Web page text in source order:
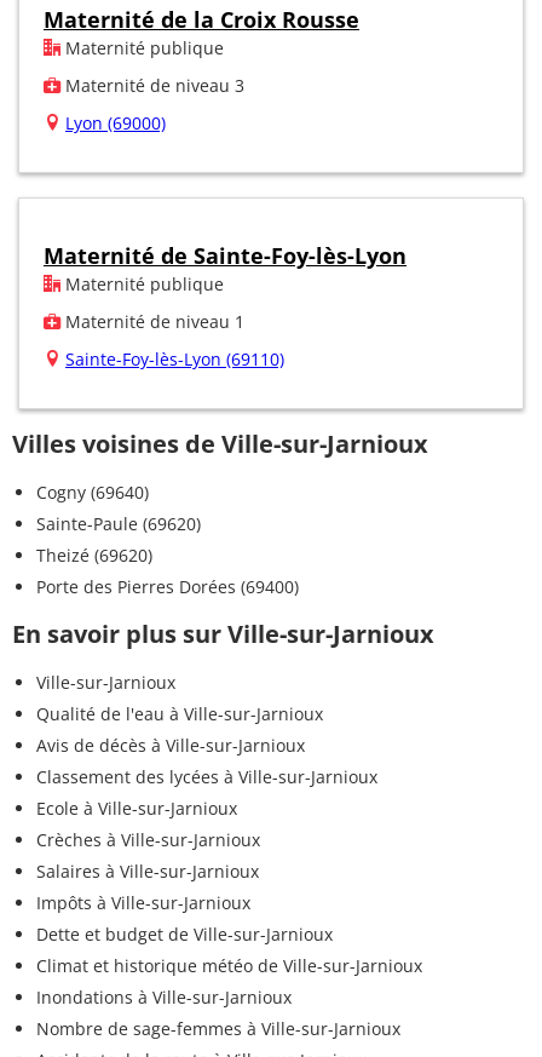
Maternité de la Croix Rousse
Maternité publique
Maternité de niveau 3
Lyon (69000)
Maternité de Sainte-Foy-lès-Lyon
Maternité publique
Maternité de niveau 1
Sainte-Foy-lès-Lyon (69110)
Villes voisines de Ville-sur-Jarnioux
Cogny (69640)
Sainte-Paule (69620)
Theizé (69620)
Porte des Pierres Dorées (69400)
En savoir plus sur Ville-sur-Jarnioux
Ville-sur-Jarnioux
Qualité de l'eau à Ville-sur-Jarnioux
Avis de décès à Ville-sur-Jarnioux
Classement des lycées à Ville-sur-Jarnioux
Ecole à Ville-sur-Jarnioux
Crèches à Ville-sur-Jarnioux
Salaires à Ville-sur-Jarnioux
Impôts à Ville-sur-Jarnioux
Dette et budget de Ville-sur-Jarnioux
Climat et historique météo de Ville-sur-Jarnioux
Inondations à Ville-sur-Jarnioux
Nombre de sage-femmes à Ville-sur-Jarnioux